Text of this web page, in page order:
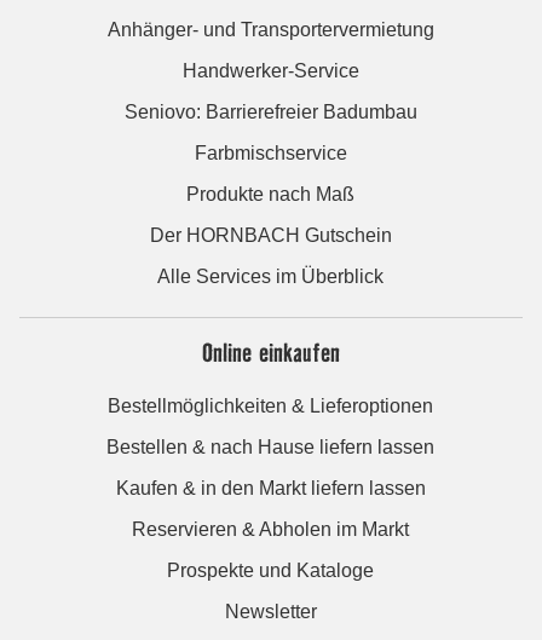
Anhänger- und Transportervermietung
Handwerker-Service
Seniovo: Barrierefreier Badumbau
Farbmischservice
Produkte nach Maß
Der HORNBACH Gutschein
Alle Services im Überblick
Online einkaufen
Bestellmöglichkeiten & Lieferoptionen
Bestellen & nach Hause liefern lassen
Kaufen & in den Markt liefern lassen
Reservieren & Abholen im Markt
Prospekte und Kataloge
Newsletter